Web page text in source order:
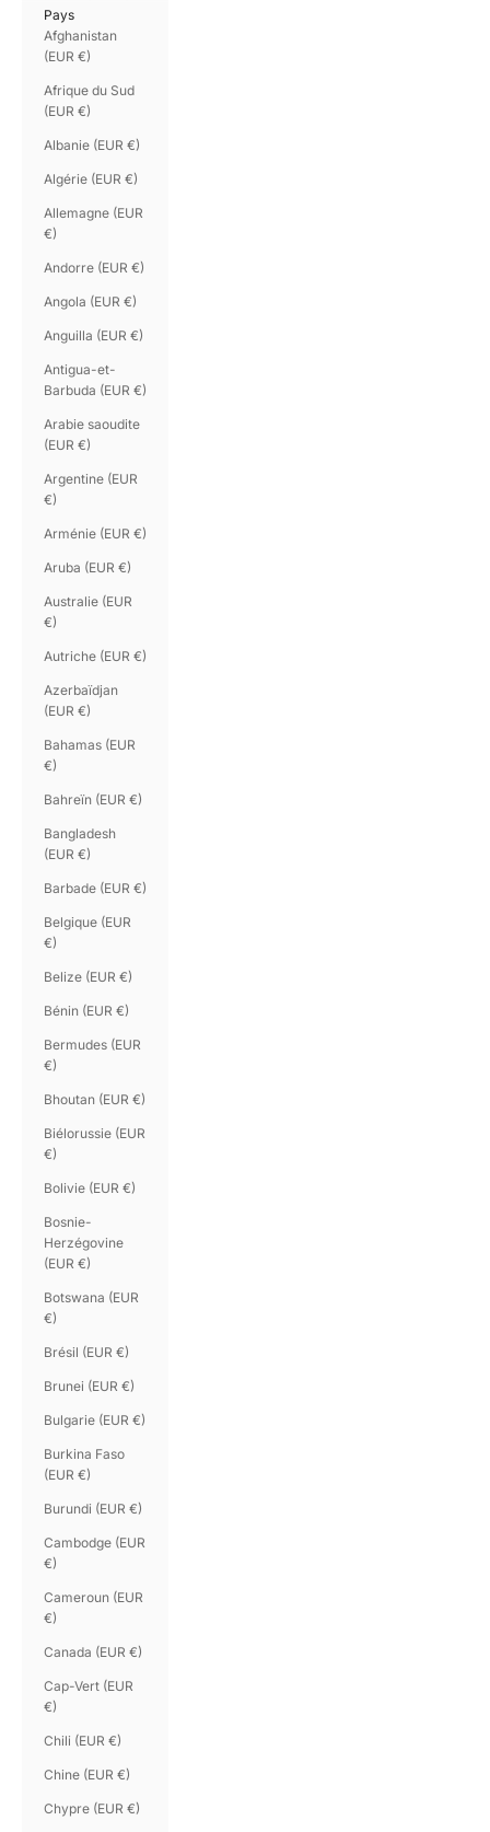
Pays
Afghanistan
(EUR €)
Afrique du Sud
(EUR €)
Albanie (EUR €)
Algérie (EUR €)
Allemagne (EUR
€)
Andorre (EUR €)
Angola (EUR €)
Anguilla (EUR €)
Antigua-et-
Barbuda (EUR €)
Arabie saoudite
(EUR €)
Argentine (EUR
€)
Arménie (EUR €)
Aruba (EUR €)
Australie (EUR
€)
Autriche (EUR €)
Azerbaïdjan
(EUR €)
Bahamas (EUR
€)
Bahreïn (EUR €)
Bangladesh
(EUR €)
Barbade (EUR €)
Belgique (EUR
€)
Belize (EUR €)
Bénin (EUR €)
Bermudes (EUR
€)
Bhoutan (EUR €)
Biélorussie (EUR
€)
Bolivie (EUR €)
Bosnie-
Herzégovine
(EUR €)
Botswana (EUR
€)
Brésil (EUR €)
Brunei (EUR €)
Bulgarie (EUR €)
Burkina Faso
(EUR €)
Burundi (EUR €)
Cambodge (EUR
€)
Cameroun (EUR
€)
Canada (EUR €)
Cap-Vert (EUR
€)
Chili (EUR €)
Chine (EUR €)
Chypre (EUR €)